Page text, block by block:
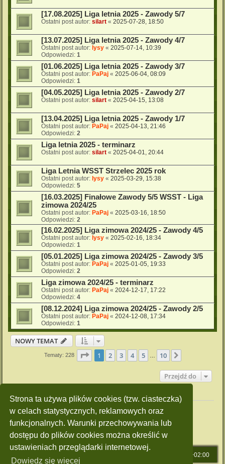
Strona ta używa plików cookies (tzw. ciasteczka)
w celach statystycznych, reklamowych oraz
funkcjonalnych. Warunki przechowywania lub
dostępu do plików cookies można określić w
ustawieniach przeglądarki internetowej.
Dowiedz się więcej
[17.08.2025] Liga letnia 2025 - Zawody 5/7
Ostatni post autor: silart « 2025-07-28, 18:50
[13.07.2025] Liga letnia 2025 - Zawody 4/7
Ostatni post autor: lysy « 2025-07-14, 10:39
Odpowiedzi: 1
[01.06.2025] Liga letnia 2025 - Zawody 3/7
Ostatni post autor: PaPaj « 2025-06-04, 08:09
Odpowiedzi: 1
[04.05.2025] Liga letnia 2025 - Zawody 2/7
Ostatni post autor: silart « 2025-04-15, 13:08
[13.04.2025] Liga letnia 2025 - Zawody 1/7
Ostatni post autor: PaPaj « 2025-04-13, 21:46
Odpowiedzi: 2
Liga letnia 2025 - terminarz
Ostatni post autor: silart « 2025-04-01, 20:44
Liga Letnia WSST Strzelec 2025 rok
Ostatni post autor: lysy « 2025-03-29, 15:38
Odpowiedzi: 5
[16.03.2025] Finałowe Zawody 5/5 WSST - Liga
zimowa 2024/25
Ostatni post autor: PaPaj « 2025-03-16, 18:50
Odpowiedzi: 2
[16.02.2025] Liga zimowa 2024/25 - Zawody 4/5
Ostatni post autor: lysy « 2025-02-16, 18:34
Odpowiedzi: 1
[05.01.2025] Liga zimowa 2024/25 - Zawody 3/5
Ostatni post autor: PaPaj « 2025-01-05, 19:33
Odpowiedzi: 2
Liga zimowa 2024/25 - terminarz
Ostatni post autor: PaPaj « 2024-12-17, 17:22
Odpowiedzi: 4
[08.12.2024] Liga zimowa 2024/25 - Zawody 2/5
Ostatni post autor: PaPaj « 2024-12-08, 17:34
Odpowiedzi: 1
NOWY TEMAT
Tematy: 228 Strona1 z10
1 2 3 4 5 10
Przejdź do
Twoje uprawnienia na tym forum
Nie możesz
tworzyć nowych tematów
Nie możeszodpowiadać w tematach
Nie możeszzmieniać swoich postów
usuwać swoich postów
Nie możesz dodawać załączników
UTC+02:00